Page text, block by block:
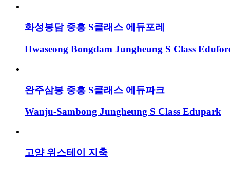
화성봉담 중흥 S클래스 에듀포레
Hwaseong Bongdam Jungheung S Class
완주삼봉 중흥 S클래스 에듀파크
Wanju-Sambong Jungheung S Class Edupark
고양 위스테이 지축